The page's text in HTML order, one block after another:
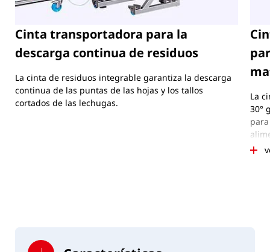
Cinta transportadora para la
descarga continua de residuos
La cinta de residuos integrable garantiza la descarga
continua de las puntas de las hojas y los tallos
cortados de las lechugas.
La
30°